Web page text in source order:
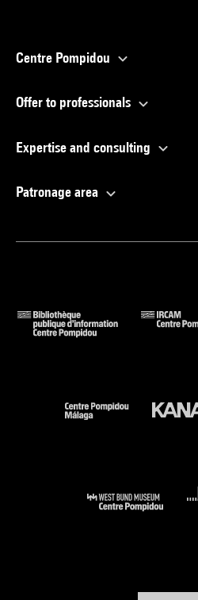
Centre Pompidou
Offer to professionals
Expertise and consulting
Patronage area